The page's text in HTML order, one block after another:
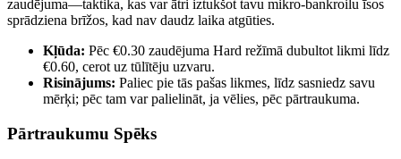
zaudējuma—taktika, kas var ātri iztukšot tavu mikro‑bankroilu īsos
sprādziena brīžos, kad nav daudz laika atgūties.
Kļūda: Pēc €0.30 zaudējuma Hard režīmā dubultot likmi līdz
€0.60, cerot uz tūlītēju uzvaru.
Risinājums: Paliec pie tās pašas likmes, līdz sasniedz savu
mērķi; pēc tam var palielināt, ja vēlies, pēc pārtraukuma.
Pārtraukumu Spēks